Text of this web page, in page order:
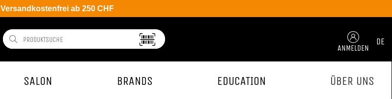
Versandkostenfrei ab 250 CHF
ANMELDEN
DE
SALON BRANDS EDUCATION ÜBER UNS